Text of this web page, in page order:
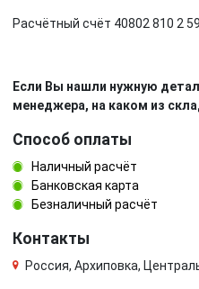
Расчётный счёт 40802 810 2
Если Вы нашли нужную
менеджера, на каком из
Способ оплаты
Наличный расчёт
Банковская карта
Безналичный расчёт
Контакты
Россия, Архиповка,